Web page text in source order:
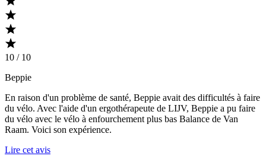
10 / 10
Beppie
En raison d'un problème de santé, Beppie avait des difficultés à faire
du vélo. Avec l'aide d'un ergothérapeute de LIJV, Beppie a pu faire
du vélo avec le vélo à enfourchement plus bas Balance de Van
Raam. Voici son expérience.
Lire cet avis